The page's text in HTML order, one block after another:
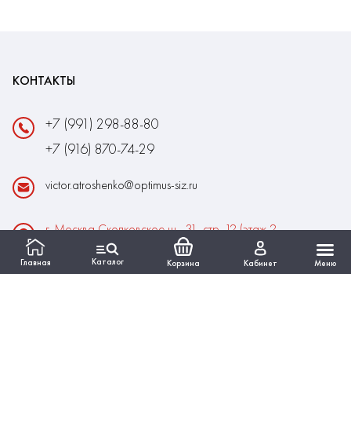
Главная Каталог Корзина Кабинет Меню
КОНТАКТЫ
+7 (991) 298-88-80
+7 (916) 870-74-29
victor.atroshenko@optimus-siz.ru
г. Москва Сколковское ш., 31, стр. 12 (этаж 2,
помещение 22)
Время работы: